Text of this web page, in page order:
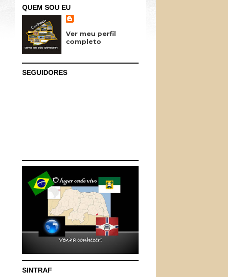
QUEM SOU EU
Ver meu perfil
completo
SEGUIDORES
SINTRAF